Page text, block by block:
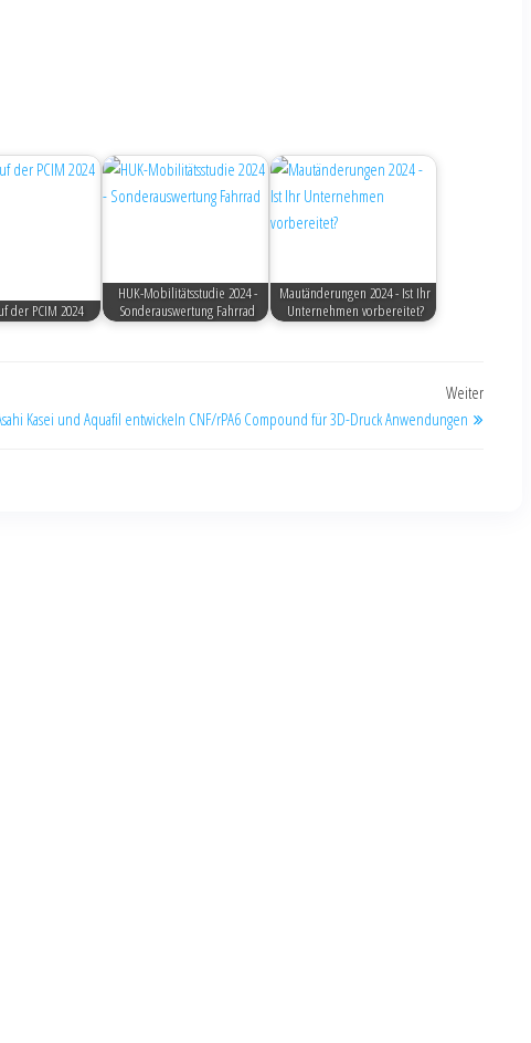
der PCIM 2024
HUK-Mobilitätsstudie 2024 -
Sonderauswertung Fahrrad
Mautänderungen 2024 - Ist Ihr
Unternehmen vorbereitet?
Weiter
Kasei und Aquafil entwickeln CNF/rPA6 Compound für 3D-Druck Anwendungen